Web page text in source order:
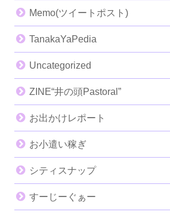
Memo(ツイートポスト)
TanakaYaPedia
Uncategorized
ZINE“井の頭Pastoral”
お出かけレポート
お小遣い稼ぎ
シティスナップ
すーじーぐぁー